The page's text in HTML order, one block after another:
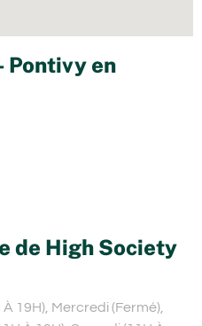
Pontivy en
de High Society
19H), Mercredi (Fermé),